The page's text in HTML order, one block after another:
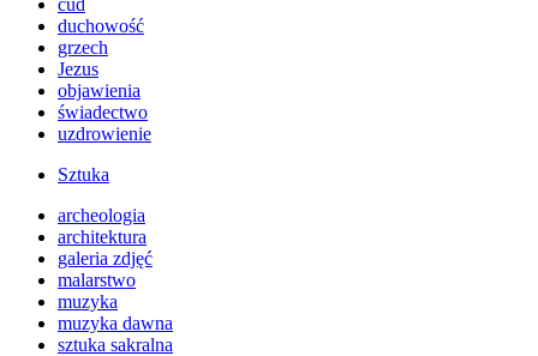
cud
duchowość
grzech
Jezus
objawienia
świadectwo
uzdrowienie
Sztuka
archeologia
architektura
galeria zdjęć
malarstwo
muzyka
muzyka dawna
sztuka sakralna